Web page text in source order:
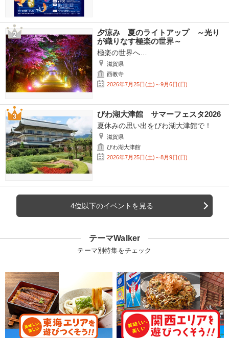
夕涼み 夏のライトアップ ～光り
が織りなす極楽の世界～
極楽の世界へ…
滋賀県
西教寺
2026年7月25日(土)～9月6日(日)
びわ湖大津館 サマーフェスタ2026
夏休みの思い出をびわ湖大津館で！
滋賀県
びわ湖大津館
2026年7月25日(土)～8月9日(日)
4位以下のイベントを見る
テーマWalker
テーマ別特集をチェック